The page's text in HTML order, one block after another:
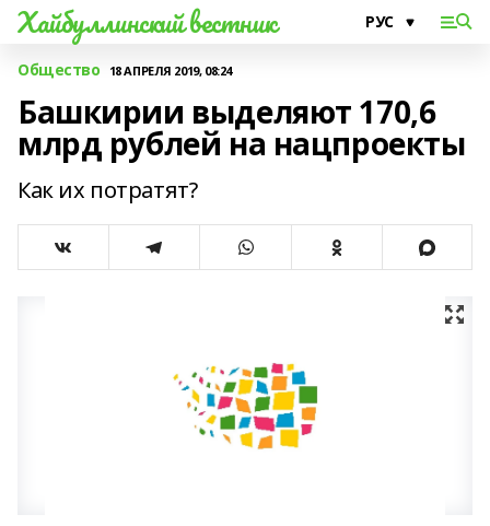
Хайбуллинский вестник
Общество 18 АПРЕЛЯ 2019, 08:24
Башкирии выделяют 170,6
млрд рублей на нацпроекты
Как их потратят?